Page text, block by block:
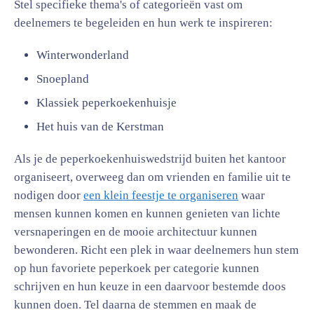
Stel specifieke thema's of categorieën vast om
deelnemers te begeleiden en hun werk te inspireren:
Winterwonderland
Snoepland
Klassiek peperkoekenhuisje
Het huis van de Kerstman
Als je de peperkoekenhuiswedstrijd buiten het kantoor
organiseert, overweeg dan om vrienden en familie uit te
nodigen door een klein feestje te organiseren waar
mensen kunnen komen en kunnen genieten van lichte
versnaperingen en de mooie architectuur kunnen
bewonderen. Richt een plek in waar deelnemers hun stem
op hun favoriete peperkoek per categorie kunnen
schrijven en hun keuze in een daarvoor bestemde doos
kunnen doen. Tel daarna de stemmen en maak de